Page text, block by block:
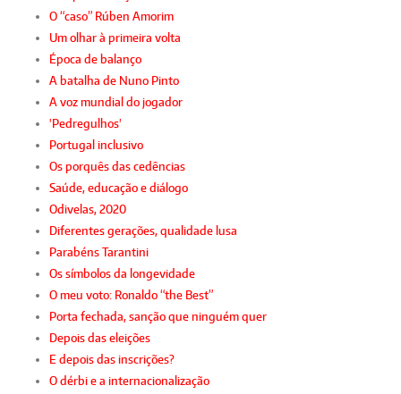
O “caso” Rúben Amorim
Um olhar à primeira volta
Época de balanço
A batalha de Nuno Pinto
A voz mundial do jogador
'Pedregulhos'
Portugal inclusivo
Os porquês das cedências
Saúde, educação e diálogo
Odivelas, 2020
Diferentes gerações, qualidade lusa
Parabéns Tarantini
Os símbolos da longevidade
O meu voto: Ronaldo “the Best”
Porta fechada, sanção que ninguém quer
Depois das eleições
E depois das inscrições?
O dérbi e a internacionalização